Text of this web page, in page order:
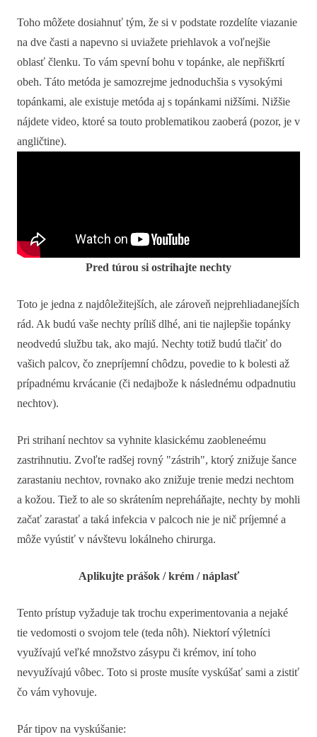
Toho môžete dosiahnuť tým, že si v podstate rozdelíte viazanie
na dve časti a napevno si uviažete priehlavok a voľnejšie
oblasť členku. To vám spevní bohu v topánke, ale nepřiškrtí
obeh. Táto metóda je samozrejme jednoduchšia s vysokými
topánkami, ale existuje metóda aj s topánkami nižšími. Nižšie
nájdete video, ktoré sa touto problematikou zaoberá (pozor, je v
angličtine).
Pred túrou si ostrihajte nechty
Toto je jedna z najdôležitejších, ale zároveň nejprehliadanejších
rád. Ak budú vaše nechty príliš dlhé, ani tie najlepšie topánky
neodvedú službu tak, ako majú. Nechty totiž budú tlačiť do
vašich palcov, čo znepríjemní chôdzu, povedie to k bolesti až
prípadnému krvácanie (či nedajbože k následnému odpadnutiu
nechtov).
Pri strihaní nechtov sa vyhnite klasickému zaobleneému
zastrihnutiu. Zvoľte radšej rovný "zástrih", ktorý znižuje šance
zarastaniu nechtov, rovnako ako znižuje trenie medzi nechtom
a kožou. Tiež to ale so skrátením nepreháňajte, nechty by mohli
začať zarastať a taká infekcia v palcoch nie je nič príjemné a
môže vyústiť v návštevu lokálneho chirurga.
Aplikujte prášok / krém / náplasť
Tento prístup vyžaduje tak trochu experimentovania a nejaké
tie vedomosti o svojom tele (teda nôh). Niektorí výletníci
využívajú veľké množstvo zásypu či krémov, iní toho
nevyužívajú vôbec. Toto si proste musíte vyskúšať sami a zistiť
čo vám vyhovuje.
Pár tipov na vyskúšanie: